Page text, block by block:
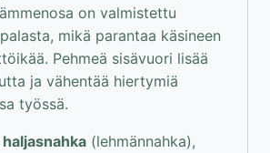
on valmistettu
mikä parantaa käsineen
Pehmeä sisävuori lisää
ja vähentää hiertymiä
työssä.
haljasnahka (lehmännahka),